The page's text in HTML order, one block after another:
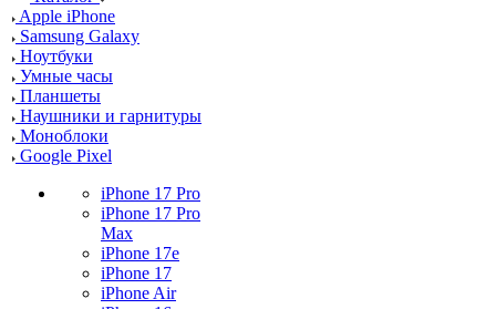
Apple iPhone
Samsung Galaxy
Ноутбуки
Умные часы
Планшеты
Наушники и гарнитуры
Моноблоки
Google Pixel
iPhone 17 Pro
iPhone 17 Pro
Max
iPhone 17e
iPhone 17
iPhone Air